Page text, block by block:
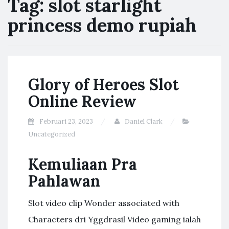
Tag: slot starlight
princess demo rupiah
Glory of Heroes Slot
Online Review
Februari 23, 2023
Daniel Clark
Uncategorized
Kemuliaan Pra
Pahlawan
Slot video clip Wonder associated with
Characters dri Yggdrasil Video gaming ialah